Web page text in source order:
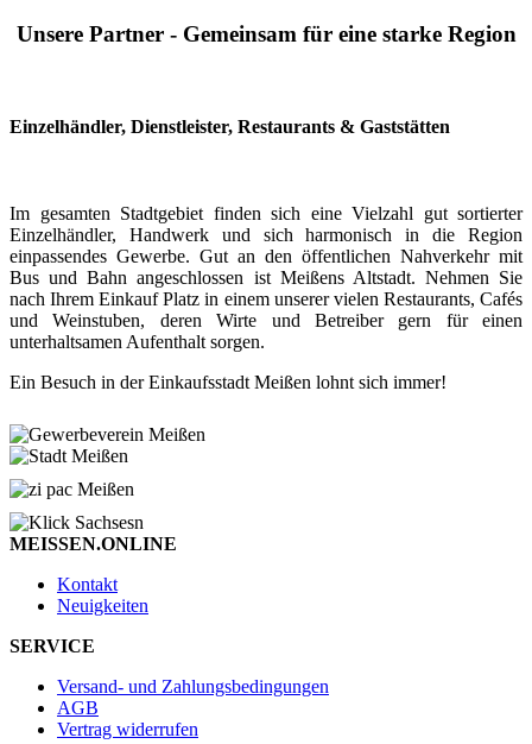
Unsere Partner - Gemeinsam für eine starke Region
Einzelhändler, Dienstleister, Restaurants & Gaststätten
Im gesamten Stadtgebiet finden sich eine Vielzahl gut sortierter
Einzelhändler, Handwerk und sich harmonisch in die Region
einpassendes Gewerbe. Gut an den öffentlichen Nahverkehr mit
Bus und Bahn angeschlossen ist Meißens Altstadt. Nehmen Sie
nach Ihrem Einkauf Platz in einem unserer vielen Restaurants, Cafés
und Weinstuben, deren Wirte und Betreiber gern für einen
unterhaltsamen Aufenthalt sorgen.
Ein Besuch in der Einkaufsstadt Meißen lohnt sich immer!
MEISSEN.ONLINE
Kontakt
Neuigkeiten
SERVICE
Versand- und Zahlungsbedingungen
AGB
Vertrag widerrufen